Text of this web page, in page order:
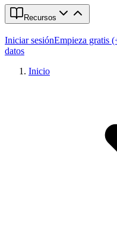
Recursos
Iniciar sesiónEmpieza gratis
datos
Inicio